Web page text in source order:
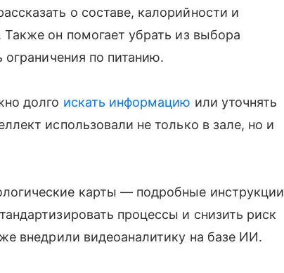
о составе, калорийности и
он помогает убрать из выбора
ограничения по питанию.
долго искать информацию или уточнять
использовали не только в зале, но и
карты — подробные инструкции
процессы и снизить риск
внедрили видеоаналитику на базе ИИ.